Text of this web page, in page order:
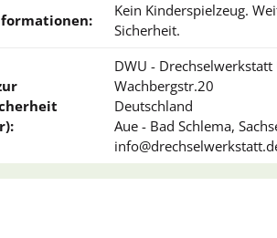
Kein Kinderspielzeug.
Sicherheit.
DWU - Drechselwerkstatt
Wachbergstr.20
Deutschland
Aue - Bad Schlema,